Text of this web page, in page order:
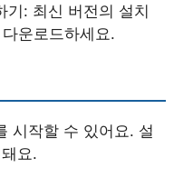
기: 최신 버전의 설치
운로드하세요.
시작할 수 있어요. 설
요.